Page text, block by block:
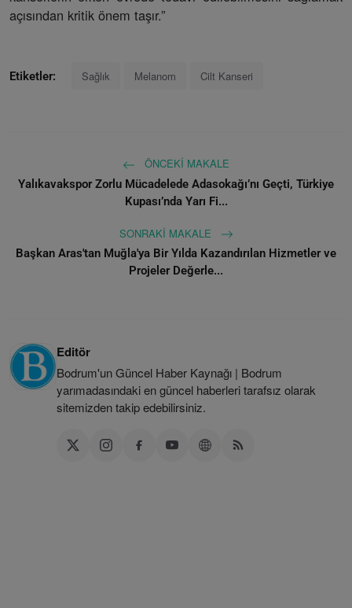
açısından kritik önem taşır.”
Etiketler: Sağlık Melanom Cilt Kanseri
ÖNCEKI MAKALE
Yalıkavakspor Zorlu Mücadelede Adasokağı’nı Geçti, Türkiye
Kupası’nda Yarı Fi...
SONRAKI MAKALE
Başkan Aras'tan Muğla'ya Bir Yılda Kazandırılan Hizmetler ve
Projeler Değerle...
Editör
Bodrum'un Güncel Haber Kaynağı | Bodrum
yarımadasındaki en güncel haberleri tarafsız olarak
sitemizden takip edebilirsiniz.